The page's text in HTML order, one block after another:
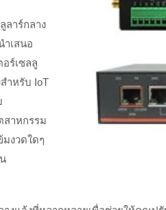
ลาร์กลาง
ำเสนอ
ร์เซลลู
ำหรับ IoT
สาหกรรม
มงวดใดๆ